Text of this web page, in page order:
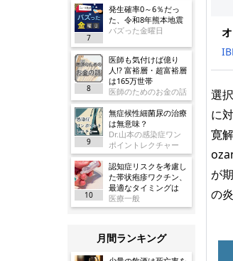
7
発生確率0～6％だっ
た、令和8年熊本地震
バズった金曜日
8
医師も気付けば億り
人!? 富裕層・超富裕層
は165万世帯
医師のためのお金の話
9
無症候性細菌尿の治療
は無意味？
Dr.山本の感染症ワン
ポイントレクチャー
10
認知症リスクを考慮し
た帯状疱疹ワクチン、
最適なタイミングは
医療一般
月間ランキング
選
に
寛
が
の